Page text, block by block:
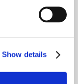
Show details